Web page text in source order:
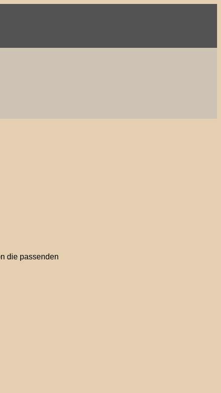
die passenden